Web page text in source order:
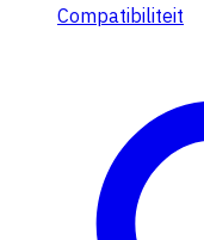
Compatibiliteit